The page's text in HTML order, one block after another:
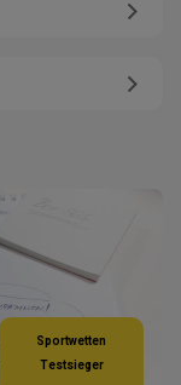
Sportwetten
Testsieger